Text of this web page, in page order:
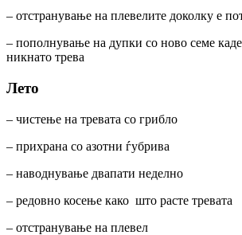
– отстранување на плевелите доколку е
– пополнување на дупки со ново семе
никнато трева
Лето
– чистење на тревата со грибло
– прихрана со азотни ѓубрива
– наводнување двапати неделно
– редовно косење како што расте тревата
– отстранување на плевел